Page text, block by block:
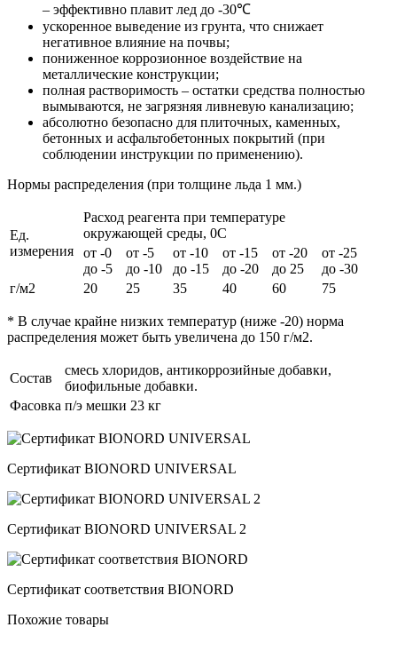
– эффективно плавит лед до -30℃
ускоренное выведение из грунта, что снижает
негативное влияние на почвы;
пониженное коррозионное воздействие на
металлические конструкции;
полная растворимость – остатки средства полностью
вымываются, не загрязняя ливневую канализацию;
абсолютно безопасно для плиточных, каменных,
бетонных и асфальтобетонных покрытий (при
соблюдении инструкции по применению).
Нормы распределения (при толщине льда 1 мм.)
Ед.
измерения
Расход реагента при температуре
окружающей среды, 0С
от -0
до -5
от -5
до -10
от -10
до -15
от -15
до -20
от -20
до 25
от -25
до -30
г/м2
20 25 35 40 60 75
* В случае крайне низких температур (ниже -20) норма
распределения может быть увеличена до 150 г/м2.
Состав
смесь хлоридов, антикоррозийные добавки,
биофильные добавки.
Фасовка п/э мешки 23 кг
Сертификат BIONORD UNIVERSAL
Сертификат BIONORD UNIVERSAL 2
Сертификат соответствия BIONORD
Похожие товары